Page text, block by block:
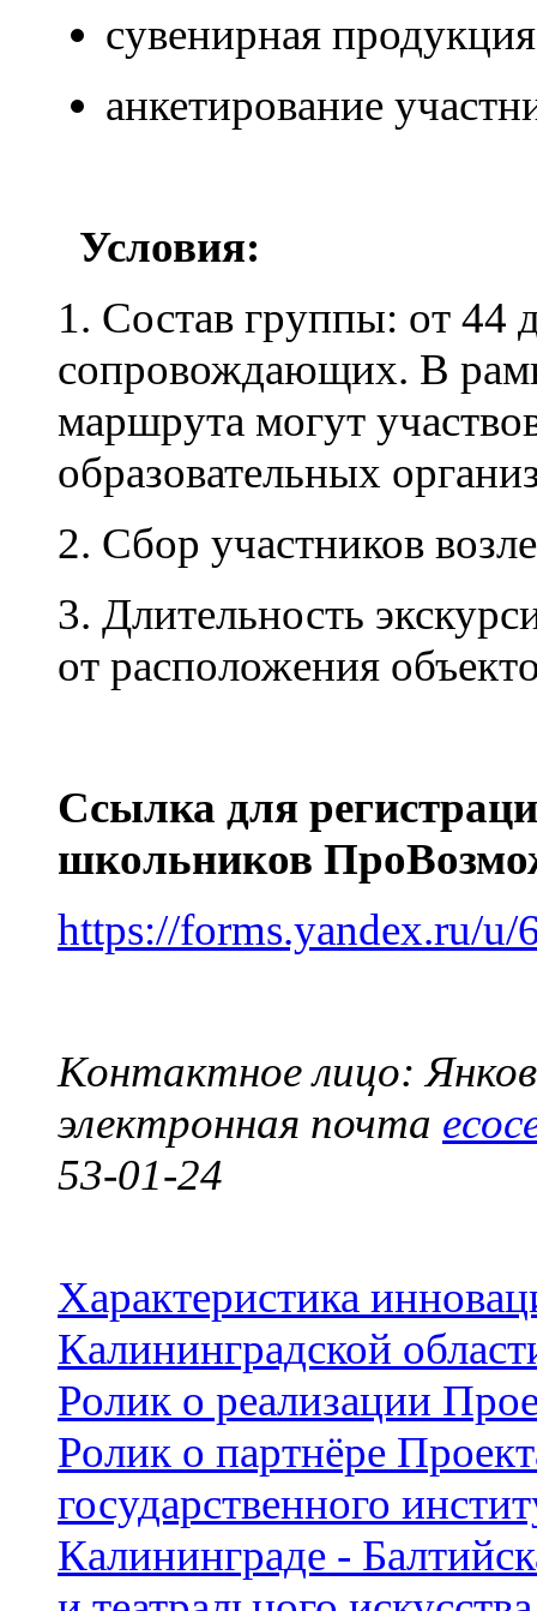
сувенирная
анкетирование
Условия:
1. Состав группы: от 44
сопровождающих. В
маршрута могут
образовательных
2. Сбор участников
3. Длительность
от расположения
Ссылка для
школьников
https://forms.yandex.ru/u/
Контактное лицо:
электронная почта
53-01-24
Характеристика
Калининградской
Ролик о реализации
Ролик о партнёре
государственного
Калининграде -